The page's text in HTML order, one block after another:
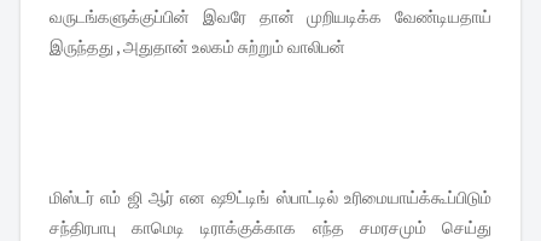
வருடங்களுக்குப்பின் இவரே தான் முறியடிக்க வேண்டியதாய்
இருந்தது , அதுதான் உலகம் சுற்றும் வாலிபன்
மிஸ்டர் எம் ஜி ஆர் என ஷூட்டிங் ஸ்பாட்டில் உரிமையாய்க்கூப்பிடும்
சந்திரபாபு காமெடி டிராக்குக்காக எந்த சமரசமும் செய்து